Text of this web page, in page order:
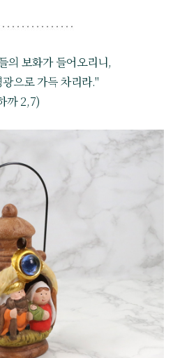
의 보화가 들어오리니,
으로 가득 차리라."
까 2,7)